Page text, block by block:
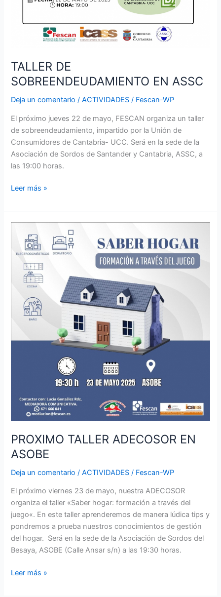
TALLER DE
SOBREENDEUDAMIENTO EN ASSC
Deja un comentario /ACTIVIDADES / Fescan-WP
El próximo jueves 22 de mayo, FESCAN organiza un taller
de sobreendeudamiento, impartido por la Unión de
Consumidores de Cantabria- UCC. Será en la sede de la
Asociación de Sordos de Santander y Cantabria, ASSC, a
las 19:00 horas.
Leer más »
PROXIMO TALLER ADECOSOR EN
ASOBE
Deja un comentario /ACTIVIDADES / Fescan-WP
El próximo viernes 23 de mayo, nuestra ADECOSOR
organiza el taller «Saber hogar: formación a través del
juego«. En este taller aprenderemos de manera lúdica tips y
pondremos a prueba nuestros conocimientos de gestión
del hogar. Será en la sede de la Asociación de Sordos del
Besaya, ASOBE (Calle Ansar s/n) a las 19:30 horas.
TALLER
ADECOSOR
ASOBE
Leer más »